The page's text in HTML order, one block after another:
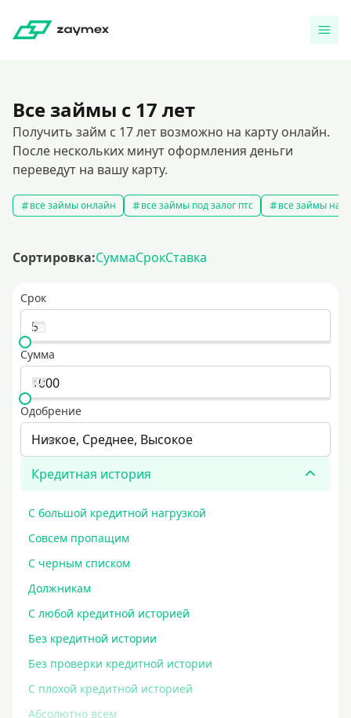
Все займы с 17 лет
Получить займ с 17 лет возможно на карту онлайн.
После нескольких минут оформления деньги
переведут на вашу карту.
все займы онлайн все займы под залог птс все займы на
Сортировка:СуммаСрокСтавка
Срок
Сумма
Одобрение
Низкое, Среднее, Высокое
Кредитная история
С большой кредитной нагрузкой
Совсем пропащим
С черным списком
Должникам
С любой кредитной историей
Без кредитной истории
Без проверки кредитной истории
С плохой кредитной историей
Абсолютно всем